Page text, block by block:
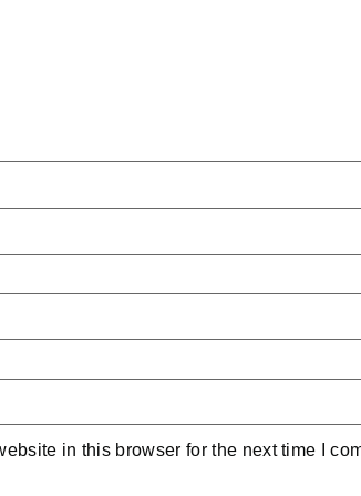
in this browser for the next time I